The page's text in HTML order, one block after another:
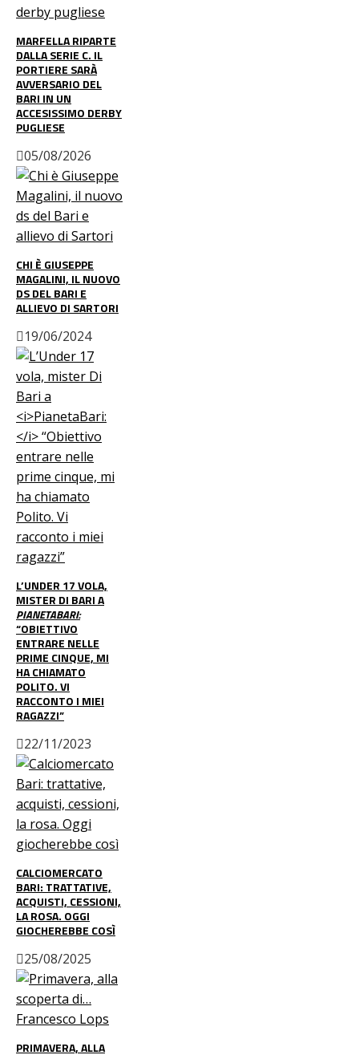
MARFELLA RIPARTE
DALLA SERIE C. IL
PORTIERE SARÀ
AVVERSARIO DEL
BARI IN UN
ACCESISSIMO DERBY
PUGLIESE
05/08/2026
CHI È GIUSEPPE
MAGALINI, IL NUOVO
DS DEL BARI E
ALLIEVO DI SARTORI
19/06/2024
L’UNDER 17 VOLA,
MISTER DI BARI A
PIANETABARI:
“OBIETTIVO
ENTRARE NELLE
PRIME CINQUE, MI
HA CHIAMATO
POLITO. VI
RACCONTO I MIEI
RAGAZZI”
22/11/2023
CALCIOMERCATO
BARI: TRATTATIVE,
ACQUISTI, CESSIONI,
LA ROSA. OGGI
GIOCHEREBBE COSÌ
25/08/2025
PRIMAVERA, ALLA